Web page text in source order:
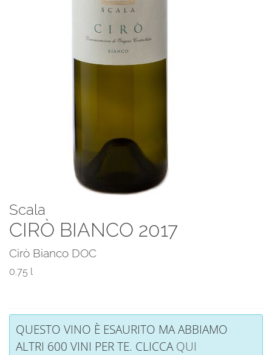
Scala
CIRÒ BIANCO 2017
Cirò Bianco DOC
0.75 l
QUESTO VINO È ESAURITO MA ABBIAMO
ALTRI 600 VINI PER TE. CLICCAQUI